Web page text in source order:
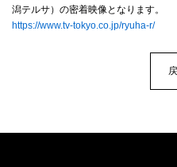
潟テルサ）の密着映像となります。
https://www.tv-tokyo.co.jp/ryuha-r/